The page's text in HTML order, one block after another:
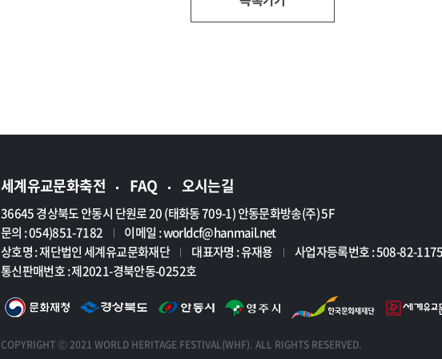
세계유교문화축전 FAQ 오시는길
36645 경상북도 안동시 단원로 20 (태화동 709-1) 안동문화방송(주) 5F
문의 : 054)851-7182
| 이메일 :worldcf@hanmail.net
상호명 : 재단법인 세계유교문화재단
| 대표자명 : 유재용 |
사업자등록번호 : 508-82-
통신판매번호 : 제2021-경북안동-0252호
COPYRIGHT Ⓒ 2021 WORLD HERITAGE FESTIVAL(WHF). ALL RIGHTS RESERVED.